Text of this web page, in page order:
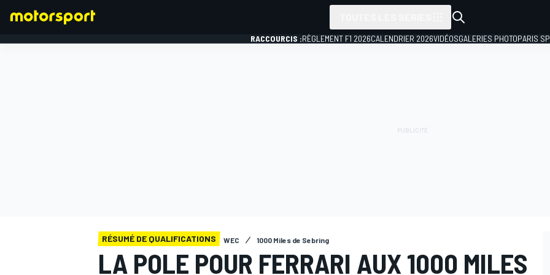
RACCOURCIS :RÈGLEMENT F1 2026CALENDRIER 2026VIDÉOSGALERIES PHOTOPARIS
RÉSUMÉ DE QUALIFICATIONS WEC 1000 Miles de Sebring
LA POLE POUR FERRARI AUX 1000 MILES